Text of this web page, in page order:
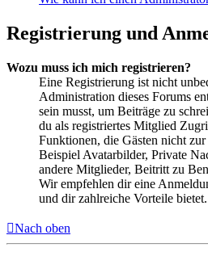
Registrierung und
Wozu muss ich mich registrieren?
Eine Registrierung ist nicht
Administration dieses Forums
sein musst, um Beiträge zu
du als registriertes Mitglied
Funktionen, die Gästen nicht
Beispiel Avatarbilder, Private
andere Mitglieder, Beitritt zu
Wir empfehlen dir eine
und dir zahlreiche Vorteile bietet.
Nach oben